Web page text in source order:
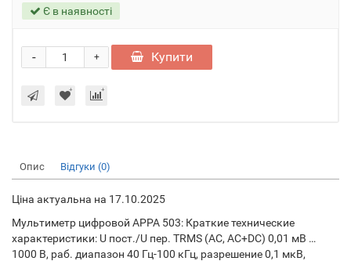
Є в наявності
+
- Купити
Опис Відгуки (0)
Ціна актуальна на 17.10.2025
Мультиметр цифровой APPA 503: Краткие технические
характеристики: U пост./U пер. TRMS (АС, AC+DC) 0,01 мВ …
1000 В, раб. диапазон 40 Гц-100 кГц, разрешение 0,1 мкВ,